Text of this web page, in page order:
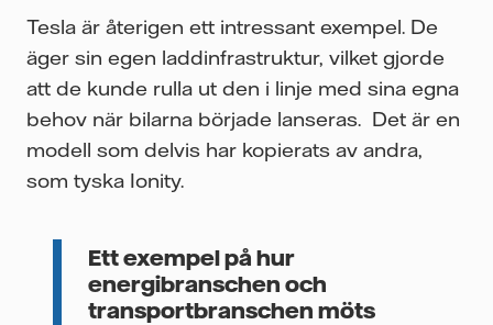
Tesla är återigen ett intressant exempel. De
äger sin egen laddinfrastruktur, vilket gjorde
att de kunde rulla ut den i linje med sina egna
behov när bilarna började lanseras. Det är en
modell som delvis har kopierats av andra,
som tyska Ionity.
Ett exempel på hur
energibranschen och
transportbranschen möts